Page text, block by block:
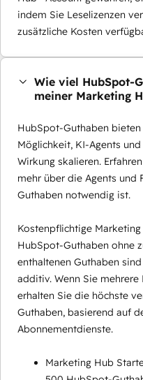
indem Sie Leselizenzen
zusätzliche Kosten
Wie viel HubSpot-
meiner Marketing
HubSpot-Guthaben
Möglichkeit, KI-Agents
Wirkung skalieren.
mehr über die Agents und
Guthaben notwendig ist.
Kostenpflichtige
HubSpot-Guthaben ohne
enthaltenen Guthaben
additiv. Wenn Sie
erhalten Sie die höchste
Guthaben, basierend auf
Abonnementdienste.
Marketing Hub